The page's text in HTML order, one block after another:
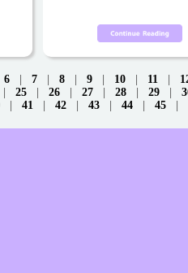
6 7 8 9 10 11
25 26 27 28 29
| 41| 42| 43| 44| 45|